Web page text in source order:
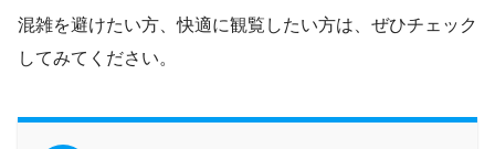
混雑を避けたい方、快適に観覧したい方は、ぜひチェック
してみてください。